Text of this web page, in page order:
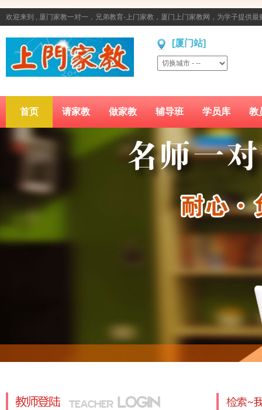
欢迎来到 , 厦门家教一对一，兄弟教育-上门家教，厦门上门家教网，为学子提供
[厦门站]
首页 请家教 做家教 辅导班 学员库 教